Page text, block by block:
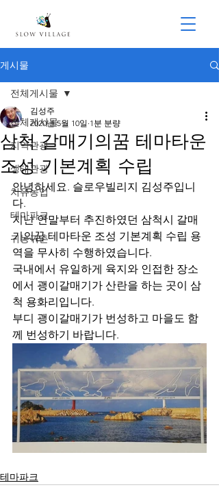
게시물
전체게시물
지역관광
생태관광
치유농업
테마파크
귀농귀촌
전체게시물
삼척 갈매기의꿈 테마타운
조성 기본계획 수립
김성주
2020년 5월 10일 1분 분량
안녕하세요. 슬로우빌리지 김성주입니
다.
지난 연말부터 추진하였던 삼척시 갈매
기의꿈 테마타운 조성 기본계획 수립 용
역을 무사히 수행하였습니다.
국내에서 유일하게 육지와 인접한 장소
에서 괭이갈매기가 산란을 하는 곳이 삼
척 용화리입니다.
부디 괭이갈매기가 번성하고 마을도 함
께 번성하기 바랍니다.
테마파크